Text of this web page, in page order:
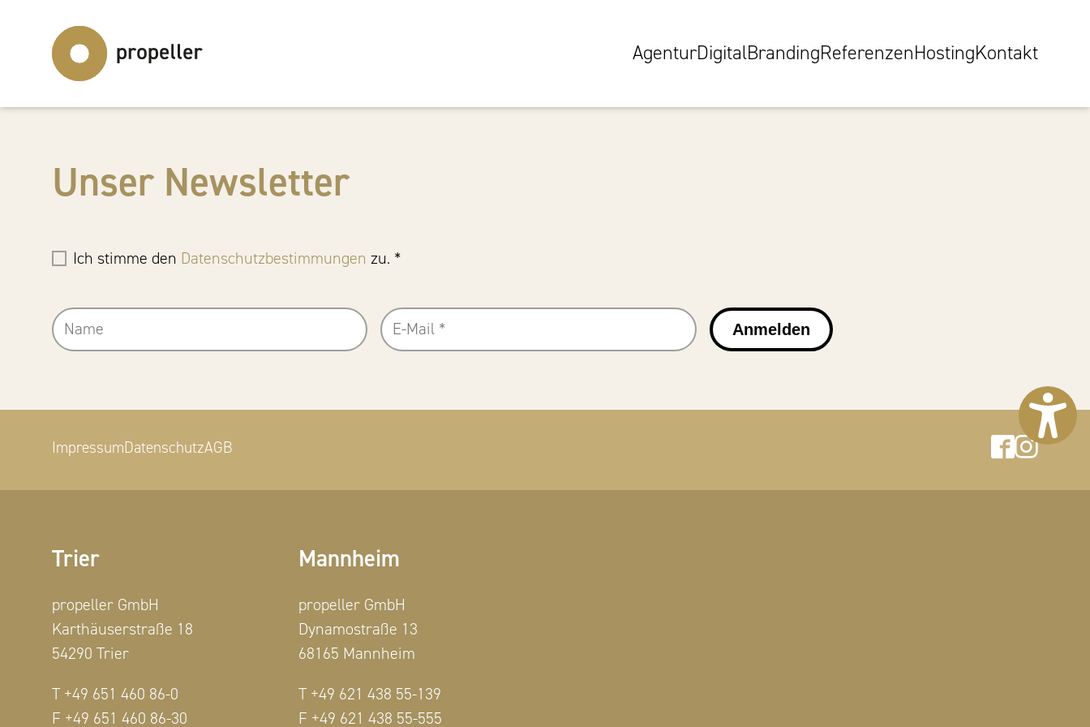
AgenturDigitalBrandingReferenzenHostingKontakt
Unser Newsletter
Ich stimme den Datenschutzbestimmungen zu. *
Anmelden
ImpressumDatenschutzAGB Facebook
Trier
propeller GmbH
Karthäuserstraße 18
54290 Trier
T +49 651 460 86-0
F +49 651 460 86-30
Mannheim
propeller GmbH
Dynamostraße 13
68165 Mannheim
T +49 621 438 55-139
F +49 621 438 55-555